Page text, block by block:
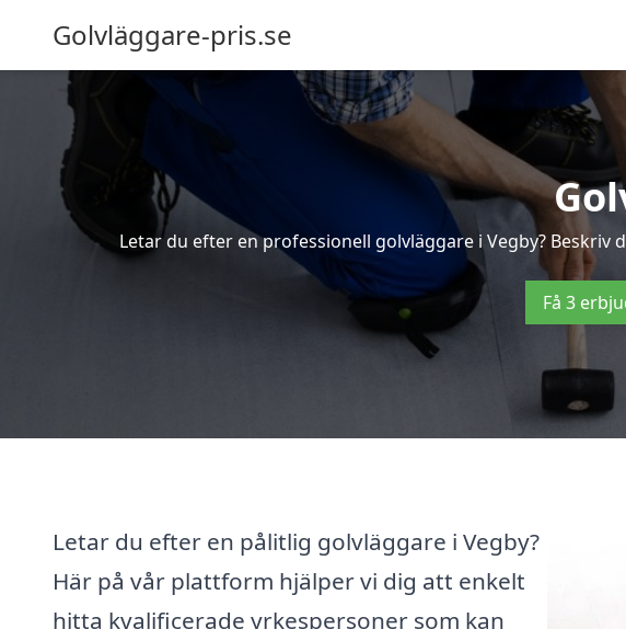
Golvläggare-pris.se
Letar du efter en professionell golvläggare i Vegby?
Få 3
Letar du efter en pålitlig golvläggare i Vegby?
Här på vår plattform hjälper vi dig att enkelt
hitta kvalificerade yrkespersoner som kan